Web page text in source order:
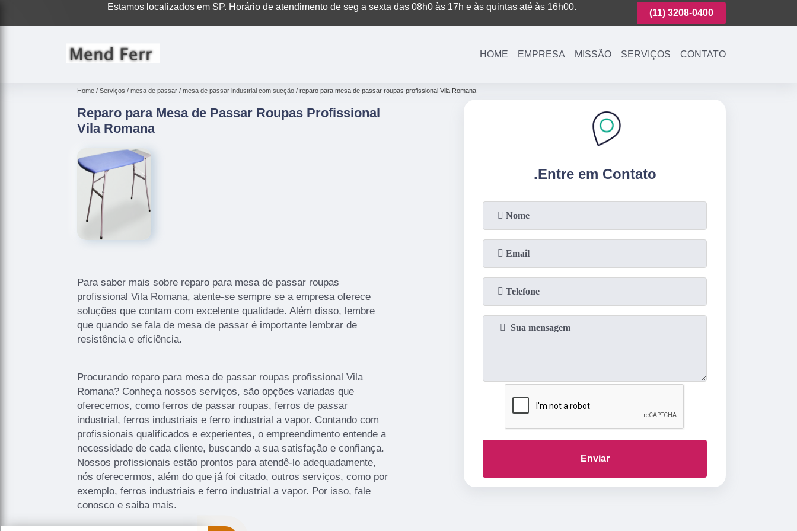
Estamos localizados em SP. Horário de atendimento de seg a sexta das 08h0 às 17h e às quintas até às 16h00.
(11)3221-7003 (11) 3208-0400 (11)3221-7003 (11) 3208-0400
HOME EMPRESA MISSÃO SERVIÇOS CONTATO
Home Serviços mesa de passar mesa de passar industrial com sucção reparo para mesa de passar roupas profissional Vila Romana
Reparo para Mesa de Passar Roupas Profissional
Vila Romana
Para saber mais sobre reparo para mesa de passar roupas
profissional Vila Romana, atente-se sempre se a empresa oferece
soluções que contam com excelente qualidade. Além disso, lembre
que quando se fala de mesa de passar é importante lembrar de
resistência e eficiência.
Procurando reparo para mesa de passar roupas profissional Vila
Romana? Conheça nossos serviços, são opções variadas que
oferecemos, como ferros de passar roupas, ferros de passar
industrial, ferros industriais e ferro industrial a vapor. Contando com
profissionais qualificados e experientes, o empreendimento entende a
necessidade de cada cliente, buscando a sua satisfação e confiança.
Nossos profissionais estão prontos para atendê-lo adequadamente,
nós oferecermos, além do que já foi citado, outros serviços, como por
exemplo, ferros industriais e ferro industrial a vapor. Por isso, fale
conosco e saiba mais.
.Entre em Contato
Enviar